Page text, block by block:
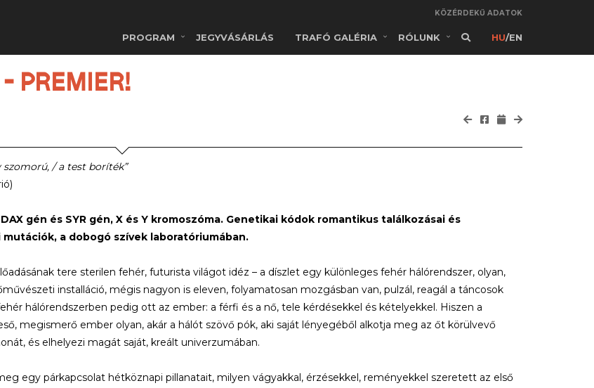
KÖZÉRDEKŰ ADATOK
PROGRAM JEGYVÁSÁRLÁS TRAFÓ GALÉRIA RÓLUNK HU/EN
PREMIER!
szomorú, / a test boríték”
DAX gén és SYR gén, X és Y kromoszóma. Genetikai kódok romantikus találkozásai és
a dobogó szívek laboratóriumában.
tere sterilen fehér, futurista világot idéz – a díszlet egy különleges fehér hálórendszer, olyan,
installáció, mégis nagyon is eleven, folyamatosan mozgásban van, pulzál, reagál a táncosok
hálórendszerben pedig ott az ember: a férfi és a nő, tele kérdésekkel és kételyekkel. Hiszen a
megismerő ember olyan, akár a hálót szövő pók, aki saját lényegéből alkotja meg az őt körülvevő
és elhelyezi magát saját, kreált univerzumában.
egy párkapcsolat hétköznapi pillanatait, milyen vágyakkal, érzésekkel, reményekkel szeretett az első